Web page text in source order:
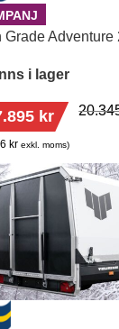
Grade Adventure
i lager
kr
kr exkl. moms)